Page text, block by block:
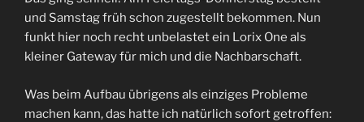
und Samstag früh schon zugestellt bekommen. Nun
funkt hier noch recht unbelastet ein Lorix One als
kleiner Gateway für mich und die Nachbarschaft.
Was beim Aufbau übrigens als einziges Probleme
machen kann, das hatte ich natürlich sofort getroffen: